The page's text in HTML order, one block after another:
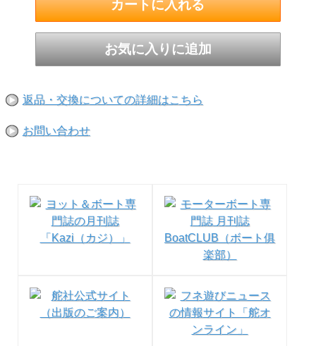
大きめスマホをケース付でも
余裕で収納できる便利なヤツ
#358より一回り大きいサイズで、大きめのスマホを耐衝撃
通話や写真撮影も可能です！
※ご使用前にお風呂等で水漏れのチェックをしてください。
水漏れによる収納機器等の故障に対する補償は出来ませんの
で予めご了承ください
＃358
（サイズ：115×175mm）
＃668（サイズ：235×310mm）
返品・交換についての詳細はこちら
お問い合わせ